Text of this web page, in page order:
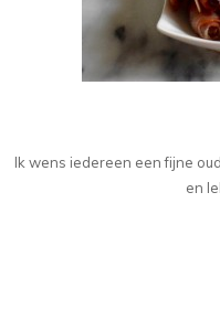
Ik wens iedereen een fijne
en